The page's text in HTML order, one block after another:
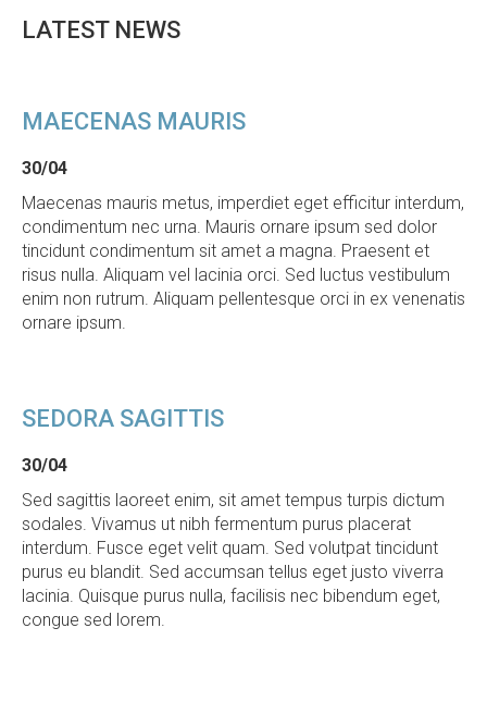
LATEST NEWS
MAECENAS MAURIS
30/04
Maecenas mauris metus, imperdiet eget efficitur interdum,
condimentum nec urna. Mauris ornare ipsum sed dolor
tincidunt condimentum sit amet a magna. Praesent et
risus nulla. Aliquam vel lacinia orci. Sed luctus vestibulum
enim non rutrum. Aliquam pellentesque orci in ex venenatis
ornare ipsum.
SEDORA SAGITTIS
30/04
Sed sagittis laoreet enim, sit amet tempus turpis dictum
sodales. Vivamus ut nibh fermentum purus placerat
interdum. Fusce eget velit quam. Sed volutpat tincidunt
purus eu blandit. Sed accumsan tellus eget justo viverra
lacinia. Quisque purus nulla, facilisis nec bibendum eget,
congue sed lorem.